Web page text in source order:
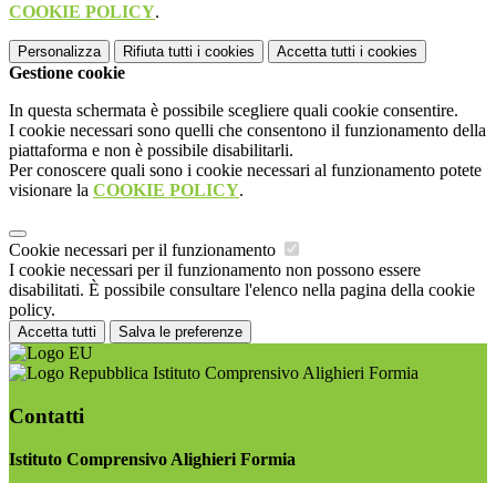
COOKIE POLICY.
Personalizza Rifiuta tutti i cookies Accetta tutti i cookies
Gestione cookie
In questa schermata è possibile scegliere quali cookie consentire.
I cookie necessari sono quelli che consentono il funzionamento della
piattaforma e non è possibile disabilitarli.
Per conoscere quali sono i cookie necessari al funzionamento potete
visionare la COOKIE POLICY.
Cookie necessari per il funzionamento
I cookie necessari per il funzionamento non possono essere
disabilitati. È possibile consultare l'elenco nella pagina della cookie
policy.
Accetta tutti Salva le preferenze
Istituto Comprensivo Alighieri Formia
Contatti
Istituto Comprensivo Alighieri Formia